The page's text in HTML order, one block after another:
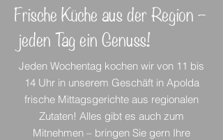
Frische Küche aus der Region –
jeden Tag ein Genuss!
Jeden Wochentag kochen wir von 11 bis
14 Uhr in unserem Geschäft in Apolda
frische Mittagsgerichte aus regionalen
Zutaten! Alles gibt es auch zum
Mitnehmen – bringen Sie gern Ihre